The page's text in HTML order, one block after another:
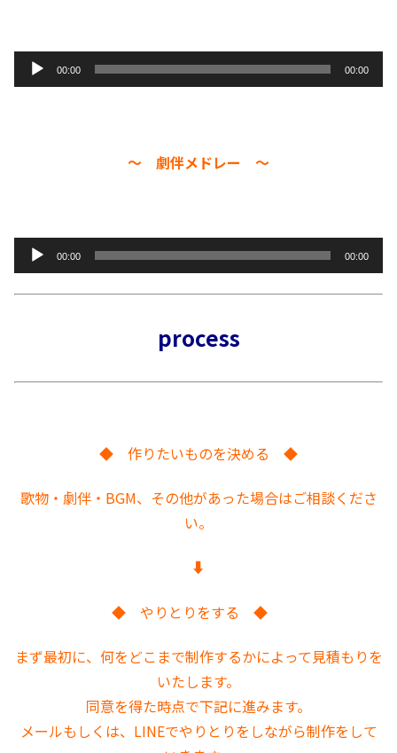
音
ー
00:00 00:00
〜 劇伴メドレー 〜
音
声
00:00 00:00
process
◆ 作りたいものを決める ◆
歌物・劇伴・BGM、その他があった場合はご相談くださ
い。
⬇︎
◆ やりとりをする ◆
まず最初に、何をどこまで制作するかによって見積もりを
いたします。
同意を得た時点で下記に進みます。
メールもしくは、LINEでやりとりをしながら制作をして